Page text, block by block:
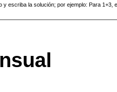
y escriba la solución; por ejemplo: Para 1+3,